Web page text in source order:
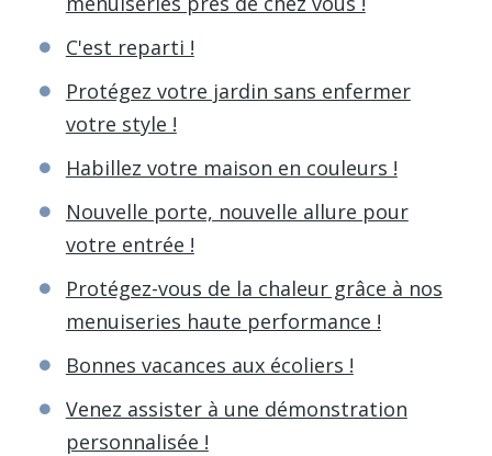
C'est reparti !
Protégez votre jardin sans enfermer
votre style !
Habillez votre maison en couleurs !
Nouvelle porte, nouvelle allure pour
votre entrée !
Protégez-vous de la chaleur grâce à nos
menuiseries haute performance !
Bonnes vacances aux écoliers !
Venez assister à une démonstration
personnalisée !